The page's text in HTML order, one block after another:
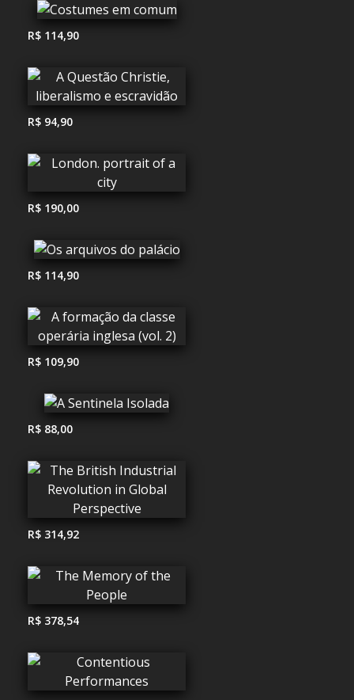
R$ 114,90
R$ 94,90
R$ 190,00
R$ 114,90
R$ 109,90
R$ 88,00
R$ 314,92
R$ 378,54